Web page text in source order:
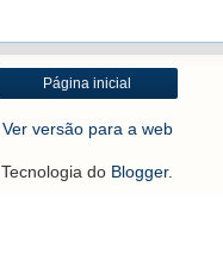
Página inicial
Ver versão para a web
Tecnologia do Blogger.